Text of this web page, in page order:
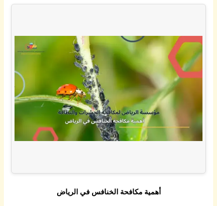
أهمية مكافحة الخنافس في الرياض